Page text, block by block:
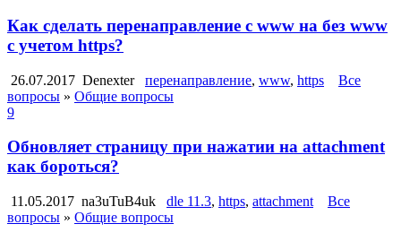
Как сделать перенаправление с www на без www
с учетом https?
26.07.2017 Denexter перенаправление, www, https
Все
вопросы » Общие вопросы
9
Обновляет страницу при нажатии на attachment
как бороться?
11.05.2017 na3uTuB4uk dle 11.3, https, attachment
Все
вопросы » Общие вопросы